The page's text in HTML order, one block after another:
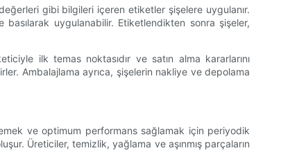
gibi bilgileri içeren etiketler şişelere uygulanır.
uygulanabilir. Etiketlendikten sonra şişeler,
ilk temas noktasıdır ve satın alma kararlarını
Ambalajlama ayrıca, şişelerin nakliye ve depolama
ve optimum performans sağlamak için periyodik
Üreticiler, temizlik, yağlama ve aşınmış parçaların